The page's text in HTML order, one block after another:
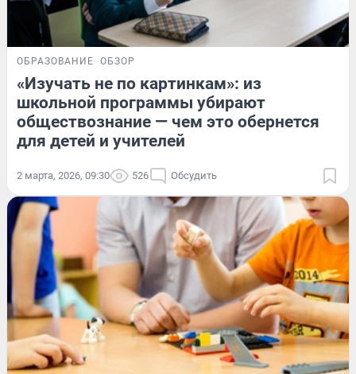
ОБРАЗОВАНИЕ ОБЗОР
«Изучать не по картинкам»: из
школьной программы убирают
обществознание — чем это обернется
для детей и учителей
2 марта, 2026, 09:30 526 Обсудить